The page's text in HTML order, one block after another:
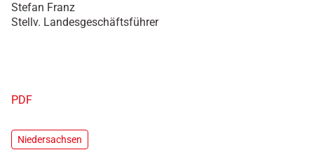
Stefan Franz
Stellv. Landesgeschäftsführer
PDF
Niedersachsen